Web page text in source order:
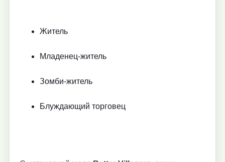
Житель
Младенец-житель
Зомби-житель
Блуждающий торговец